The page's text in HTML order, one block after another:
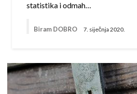
statistika i odmah…
Biram DOBRO 7. siječnja 2020.